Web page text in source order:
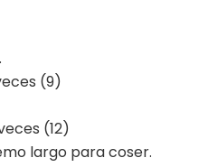
(9)
(12)
largo para coser.